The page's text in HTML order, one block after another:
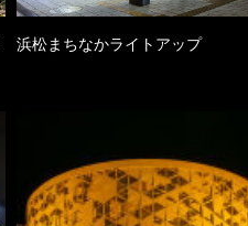
浜松まちなかライトアップ